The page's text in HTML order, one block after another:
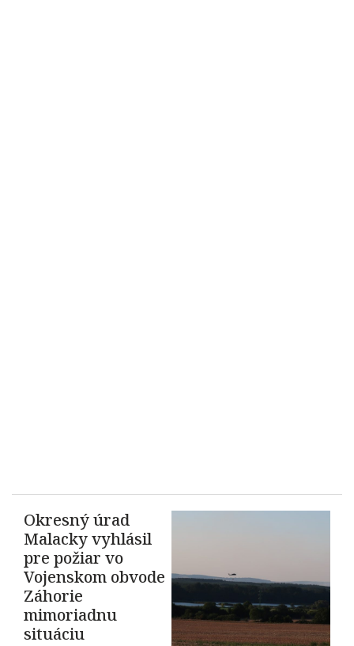
Okresný úrad
Malacky vyhlásil
pre požiar vo
Vojenskom obvode
Záhorie
mimoriadnu
situáciu